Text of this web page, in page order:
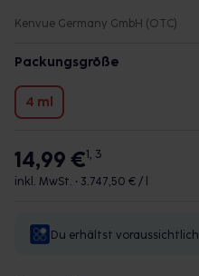
Kenvue Germany GmbH (OTC)
Packungsgröße
4 ml
14,99 €1, 3
inkl. MwSt. • 3.747,50 € / l
Du erhältst voraussichtlich